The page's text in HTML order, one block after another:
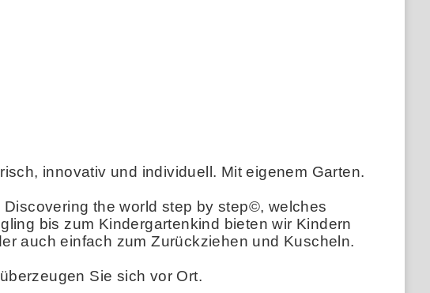
innovativ und individuell. Mit eigenem Garten.
the world step by step©, welches
bis zum Kindergartenkind bieten wir Kindern
auch einfach zum Zurückziehen und Kuscheln.
Sie sich vor Ort.